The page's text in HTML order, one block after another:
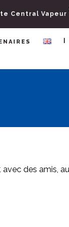
Central Vapeur
avec des amis,